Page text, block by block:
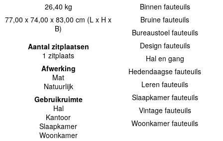
26,40 kg
77,00 x 74,00 x 83,00 cm (L x H x
B)
Aantal zitplaatsen
1 zitplaats
Afwerking
Mat
Natuurlijk
Gebruikruimte
Hal
Kantoor
Slaapkamer
Woonkamer
Binnen fauteuils
Bruine fauteuils
Bureaustoel fauteuils
Design fauteuils
Hal en gang
Hedendaagse fauteuils
Leren fauteuils
Slaapkamer fauteuils
Vintage fauteuils
Woonkamer fauteuils